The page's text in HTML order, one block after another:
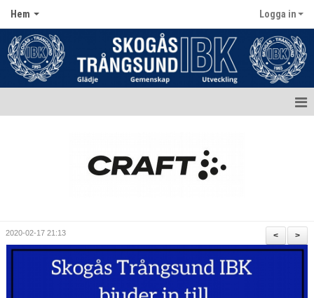
Hem Logga in
Dokument
>
<
2020-02-17 21:13